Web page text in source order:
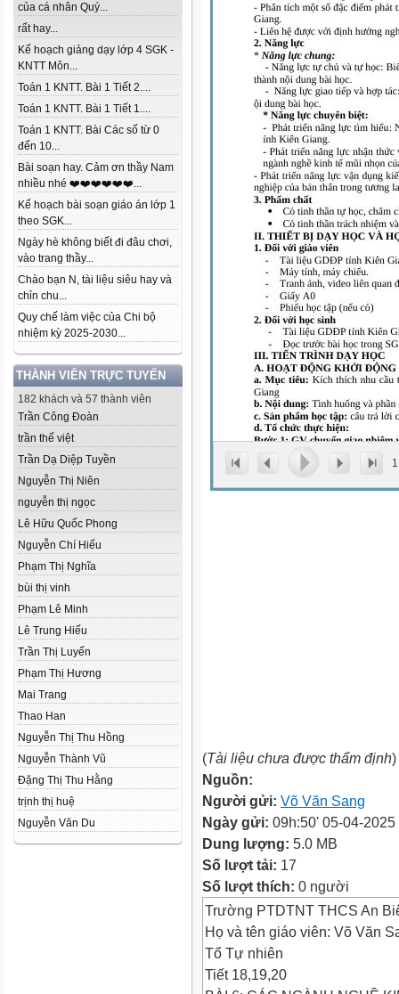
của cá nhân Quý...
rất hay...
Kế hoạch giảng dạy lớp 4 SGK -
KNTT Môn...
Toán 1 KNTT. Bài 1 Tiết 2....
Toán 1 KNTT. Bài 1 Tiết 1....
Toán 1 KNTT. Bài Các số từ 0
đến 10...
Bài soạn hay. Cảm ơn thầy Nam
nhiều nhé ❤️❤️❤️❤️❤️❤️...
Kế hoạch bài soạn giáo án lớp 1
theo SGK...
Ngày hè không biết đi đâu chơi,
vào trang thầy...
Chào bạn N, tài liệu siêu hay và
chỉn chu...
Quy chế làm việc của Chi bộ
nhiệm kỳ 2025-2030...
THÀNH VIÊN TRỰC TUYẾN
182 khách và 57 thành viên
Trần Công Đoàn
trần thế việt
Trần Dạ Diệp Tuyền
Nguyễn Thị Niên
nguyễn thị ngọc
Lê Hữu Quốc Phong
Nguyễn Chí Hiếu
Phạm Thị Nghĩa
bùi thị vinh
Phạm Lê Minh
Lê Trung Hiếu
Trần Thị Luyến
Phạm Thị Hương
Mai Trang
Thao Han
Nguyễn Thị Thu Hồng
Nguyễn Thành Vũ
Đặng Thị Thu Hằng
trịnh thị huệ
Nguyễn Văn Du
1
(Tài liệu chưa được thẩm định)
Nguồn:
Người gửi: Võ Văn Sang
Ngày gửi: 09h:50' 05-04-2025
Dung lượng: 5.0 MB
Số lượt tải: 17
Số lượt thích: 0 người
Trường PTDTNT THCS An
Họ và tên giáo viên: Võ Văn
Tổ Tự nhiên
Tiết 18,19,20